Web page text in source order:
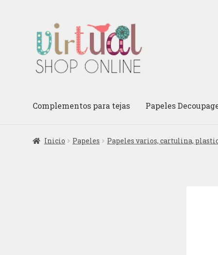
la
navegación
al
contenido
Complementos para tejas Papeles
Inicio Papeles Papeles varios, cartulina,